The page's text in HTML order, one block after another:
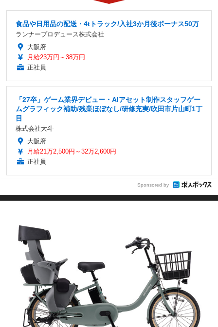
食品や日用品の配送・4tトラック/入社3か月後ボーナス50万
ランナープロデュース株式会社
大阪府
月給23万円～38万円
正社員
「27卒」ゲーム業界デビュー・AIアセット制作スタッフゲー
ムグラフィック補助/残業ほぼなし/研修充実/吹田市片山町1丁
目
株式会社大斗
大阪府
月給21万2,500円～32万2,600円
正社員
Sponsored by